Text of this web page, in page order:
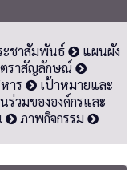
ะชาสัมพันธ์
แผนผัง
ตราสัญลักษณ์
าร
เป้าหมายและ
ร่วมขององค์กรและ
ภาพกิจกรรม